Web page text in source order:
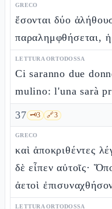
GRECO
ἔσονται δύο
παραλημφθήσεται,
LETTURA ORTODOSSA
Ci saranno due
mulino: l'una sarà
37 🗝️3 🔗3
GRECO
καὶ ἀποκριθέντες
δὲ εἶπεν αὐτοῖς·
ἀετοὶ
LETTURA ORTODOSSA